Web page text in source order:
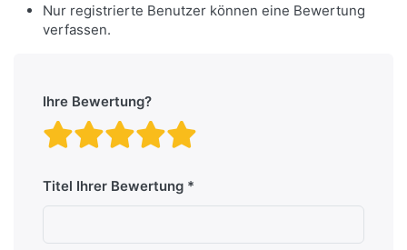
Nur registrierte Benutzer können eine Bewertung
verfassen.
Ihre Bewertung?
Bewertung: 4 von
Bewertung: 3 von 5
Bewertung: 2 von 5
Bewertung: 1 von 5
Titel Ihrer Bewertung